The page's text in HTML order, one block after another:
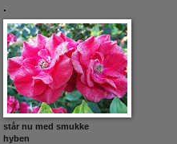
.
står nu med smukke
hyben